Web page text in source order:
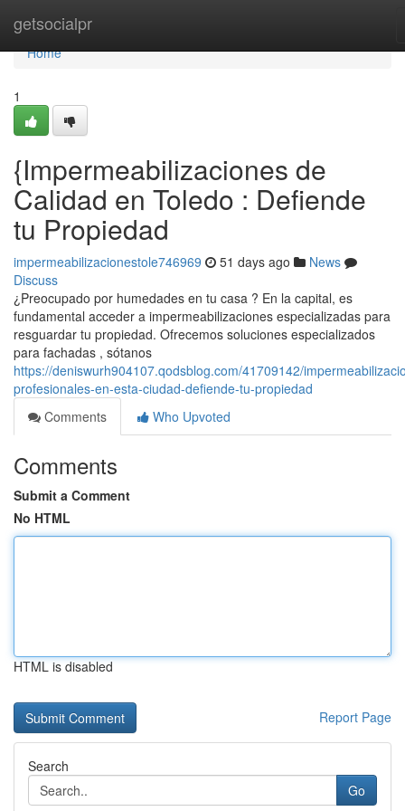
getsocialpr
Home
Home
1
{Impermeabilizaciones de
Calidad en Toledo : Defiende
tu Propiedad
impermeabilizacionestole746969 51 days ago
News
Discuss
¿Preocupado por humedades en tu casa ? En la capital, es
fundamental acceder a impermeabilizaciones especializadas para
resguardar tu propiedad. Ofrecemos soluciones especializados
para fachadas , sótanos
https://deniswurh904107.qodsblog.com/41709142/
profesionales-en-esta-ciudad-defiende-tu-propiedad
Comments
Who Upvoted
Comments
Submit a Comment
No HTML
HTML is disabled
Report Page
Search
Go